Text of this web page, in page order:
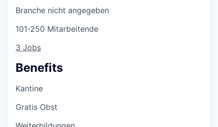
Branche nicht angegeben
101-250 Mitarbeitende
3 Jobs
Benefits
Kantine
Gratis Obst